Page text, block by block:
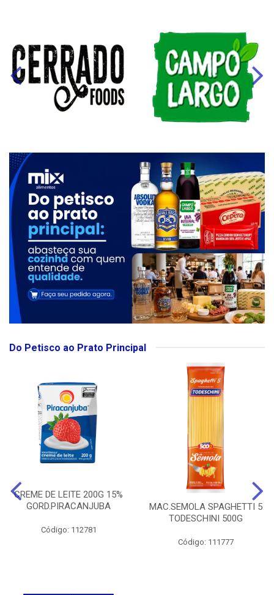
Do Petisco ao Prato Principal
CREME DE LEITE 200G 15%
GORD.PIRACANJUBA
Código: 112781
MAC.SEMOLA SPAGHETTI 5
TODESCHINI 500G
Código: 111777